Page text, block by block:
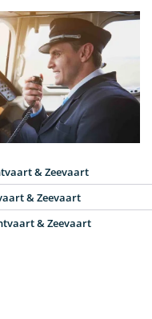
& Zeevaart
& Zeevaart
& Zeevaart